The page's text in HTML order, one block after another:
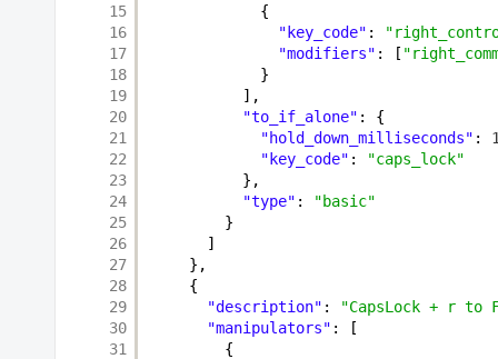
15
16
17
18
19
20
21
22
23
24
25
26
27
28
29
30
31
{
"key_code" :
"modifiers" : [
}
],
"to_if_alone" : {
"hold_down_milliseconds" :
"key_code" :
"caps_lock"
},
"type" :
"basic"
}
]
},
{
"description" :
"CapsLock + r to
"manipulators" : [
{